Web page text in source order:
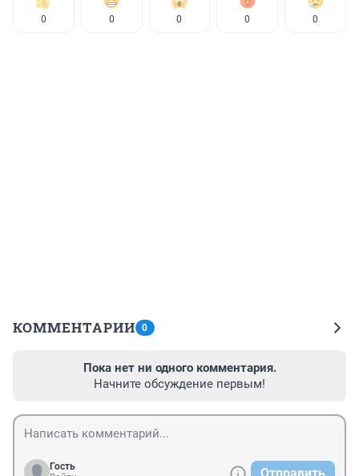
0 0 0 0 0
КОММЕНТАРИИ 0
Пока нет ни одного комментария.
Начните обсуждение первым!
Гость